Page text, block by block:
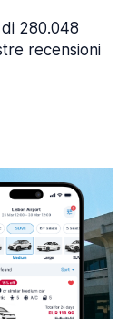
280.048
recensioni